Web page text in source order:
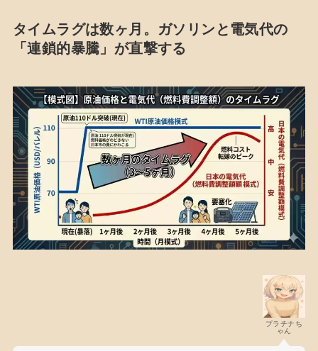
タイムラグは数ヶ月。ガソリンと電気代の
「連鎖的暴騰」が直撃する
プラチナち
ゃん